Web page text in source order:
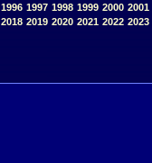
1996 1997 1998 1999 2000 2001
2018 2019 2020 2021 2022 2023